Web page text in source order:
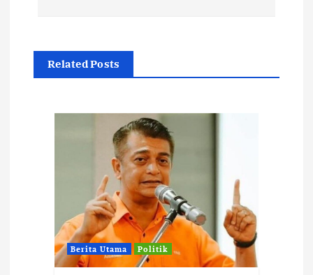
v
Related Posts
Berita Utama Politik